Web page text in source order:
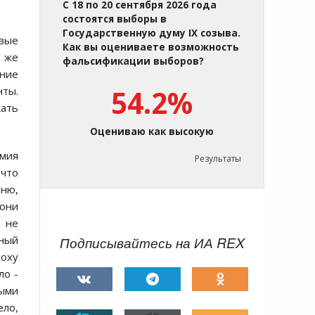
же
не
-
С 18 по 20 сентября 2026 года
состоятся выборы в
Государственную думу IX созыва.
Как вы оцениваете возможность
фальсификации выборов?
54.2%
Оцениваю как высокую
Результаты
Подписывайтесь на ИА REX